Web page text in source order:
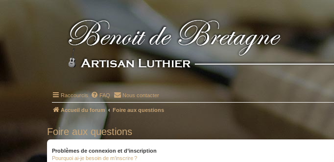
Raccourcis FAQ Nous contacter
Accueil du forum Foire aux questions
Foire aux questions
Problèmes de connexion et d’inscription
Pourquoi ai-je besoin de m’inscrire ?